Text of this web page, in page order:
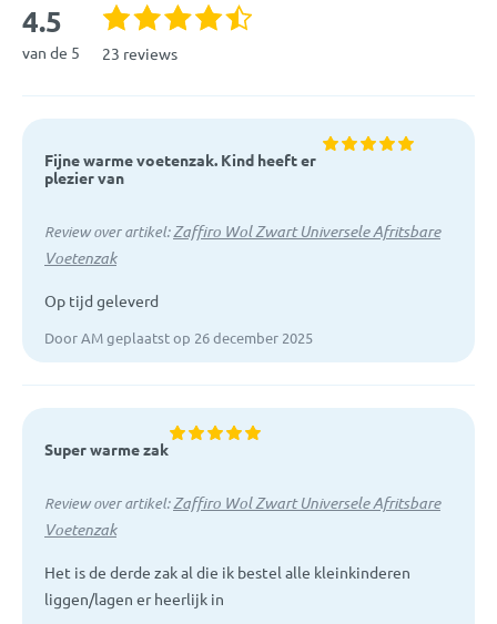
4.5
van de 5 23 reviews
Fijne warme voetenzak. Kind heeft er
plezier van
Review over artikel:Zaffiro Wol Zwart Universele Afritsbare
Voetenzak
Op tijd geleverd
Door AM geplaatst op 26 december 2025
Super warme zak
Review over artikel:Zaffiro Wol Zwart Universele Afritsbare
Voetenzak
Het is de derde zak al die ik bestel alle kleinkinderen
liggen/lagen er heerlijk in